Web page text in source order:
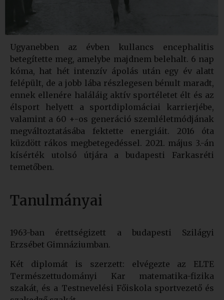
Ugyanebben az évben kullancs encephalitis
betegítette meg, amelybe majdnem belehalt. 6 nap
kóma, hat hét intenzív ápolás után egy év alatt
felépült, de a jobb lába részlegesen bénult maradt,
ennek ellenére haláláig aktív sportéletet élt és az
élsport helyett a sportdiplomáciai karrierjébe,
valamint a 60 +-os generáció szemléletmódjának
megváltoztatásába fektette energiáit. 2016 óta
küzdött rákos megbetegedéssel. 2021. május 3.-án
kísérték utolsó útjára a budapesti Farkasréti
temetőben.
Tanulmányai
1963-ban érettségizett a budapesti Szilágyi
Erzsébet Gimnáziumban.
Két diplomát is szerzett: elvégezte az ELTE
Természettudományi Kar matematika-fizika
szakát, és a Testnevelési Főiskola sportvezető és